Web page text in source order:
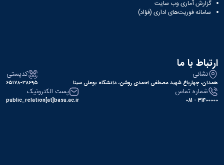
علمی
فناوری
گزارش آماری وب‌ سایت
سامانه فوریت‌های اداری (فؤاد)
ارتباط با ما
نشانی
همدان، چهارباغ شهید مصطفی احمدی روشن، دانشگاه بوعلی سینا
کدپستی
۶۵۱۷۸-۳۸۶۹۵
شماره تماس
31400000 - 081
پست الکترونیک
public_relation[at]basu.ac.ir